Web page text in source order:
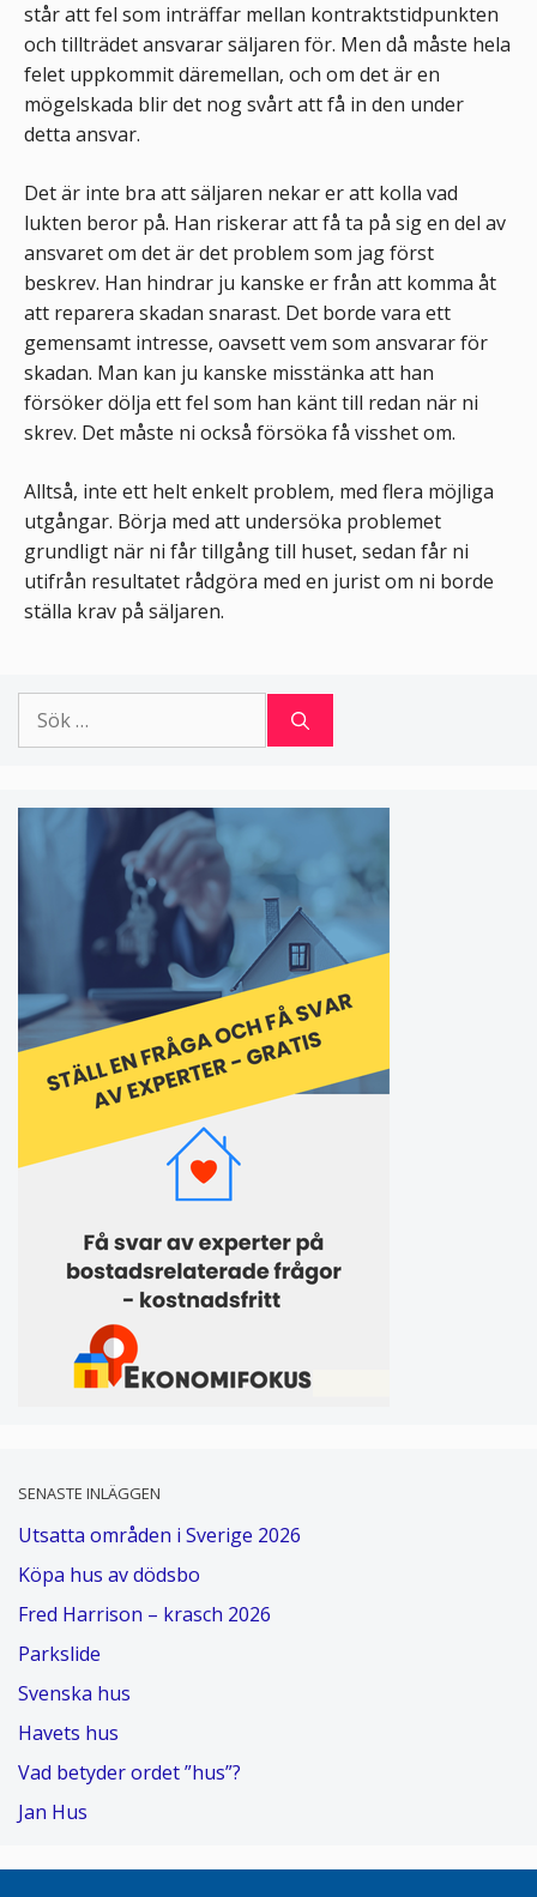
står att fel som inträffar mellan kontraktstidpunkten
och tillträdet ansvarar säljaren för. Men då måste hela
felet uppkommit däremellan, och om det är en
mögelskada blir det nog svårt att få in den under
detta ansvar.
Det är inte bra att säljaren nekar er att kolla vad
lukten beror på. Han riskerar att få ta på sig en del av
ansvaret om det är det problem som jag först
beskrev. Han hindrar ju kanske er från att komma åt
att reparera skadan snarast. Det borde vara ett
gemensamt intresse, oavsett vem som ansvarar för
skadan. Man kan ju kanske misstänka att han
försöker dölja ett fel som han känt till redan när ni
skrev. Det måste ni också försöka få visshet om.
Alltså, inte ett helt enkelt problem, med flera möjliga
utgångar. Börja med att undersöka problemet
grundligt när ni får tillgång till huset, sedan får ni
utifrån resultatet rådgöra med en jurist om ni borde
ställa krav på säljaren.
efter:
SENASTE INLÄGGEN
Utsatta områden i Sverige 2026
Köpa hus av dödsbo
Fred Harrison – krasch 2026
Parkslide
Svenska hus
Havets hus
Vad betyder ordet ”hus”?
Jan Hus